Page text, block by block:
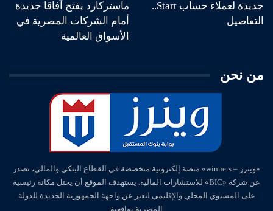
جديدة لعملاء حساب Start..
التفاصيل
ماستركارد يفتح آفاقا جديدة
أمام الشركات المصرية في
الأسواق العالمية
من نحن
«وينرز – winners» منصة إلكترونية متخصصة في القطاع البنكي والمالي، تصدر
عن شركة «BIC» للاستشارات المالية. يستهدف الموقع أن يحتل مكانة رئيسية
على المستوي المحلي والإقليمي ليعبر عن واجهة الجمهورية الجديدة للدولة
المصرية بواقعية